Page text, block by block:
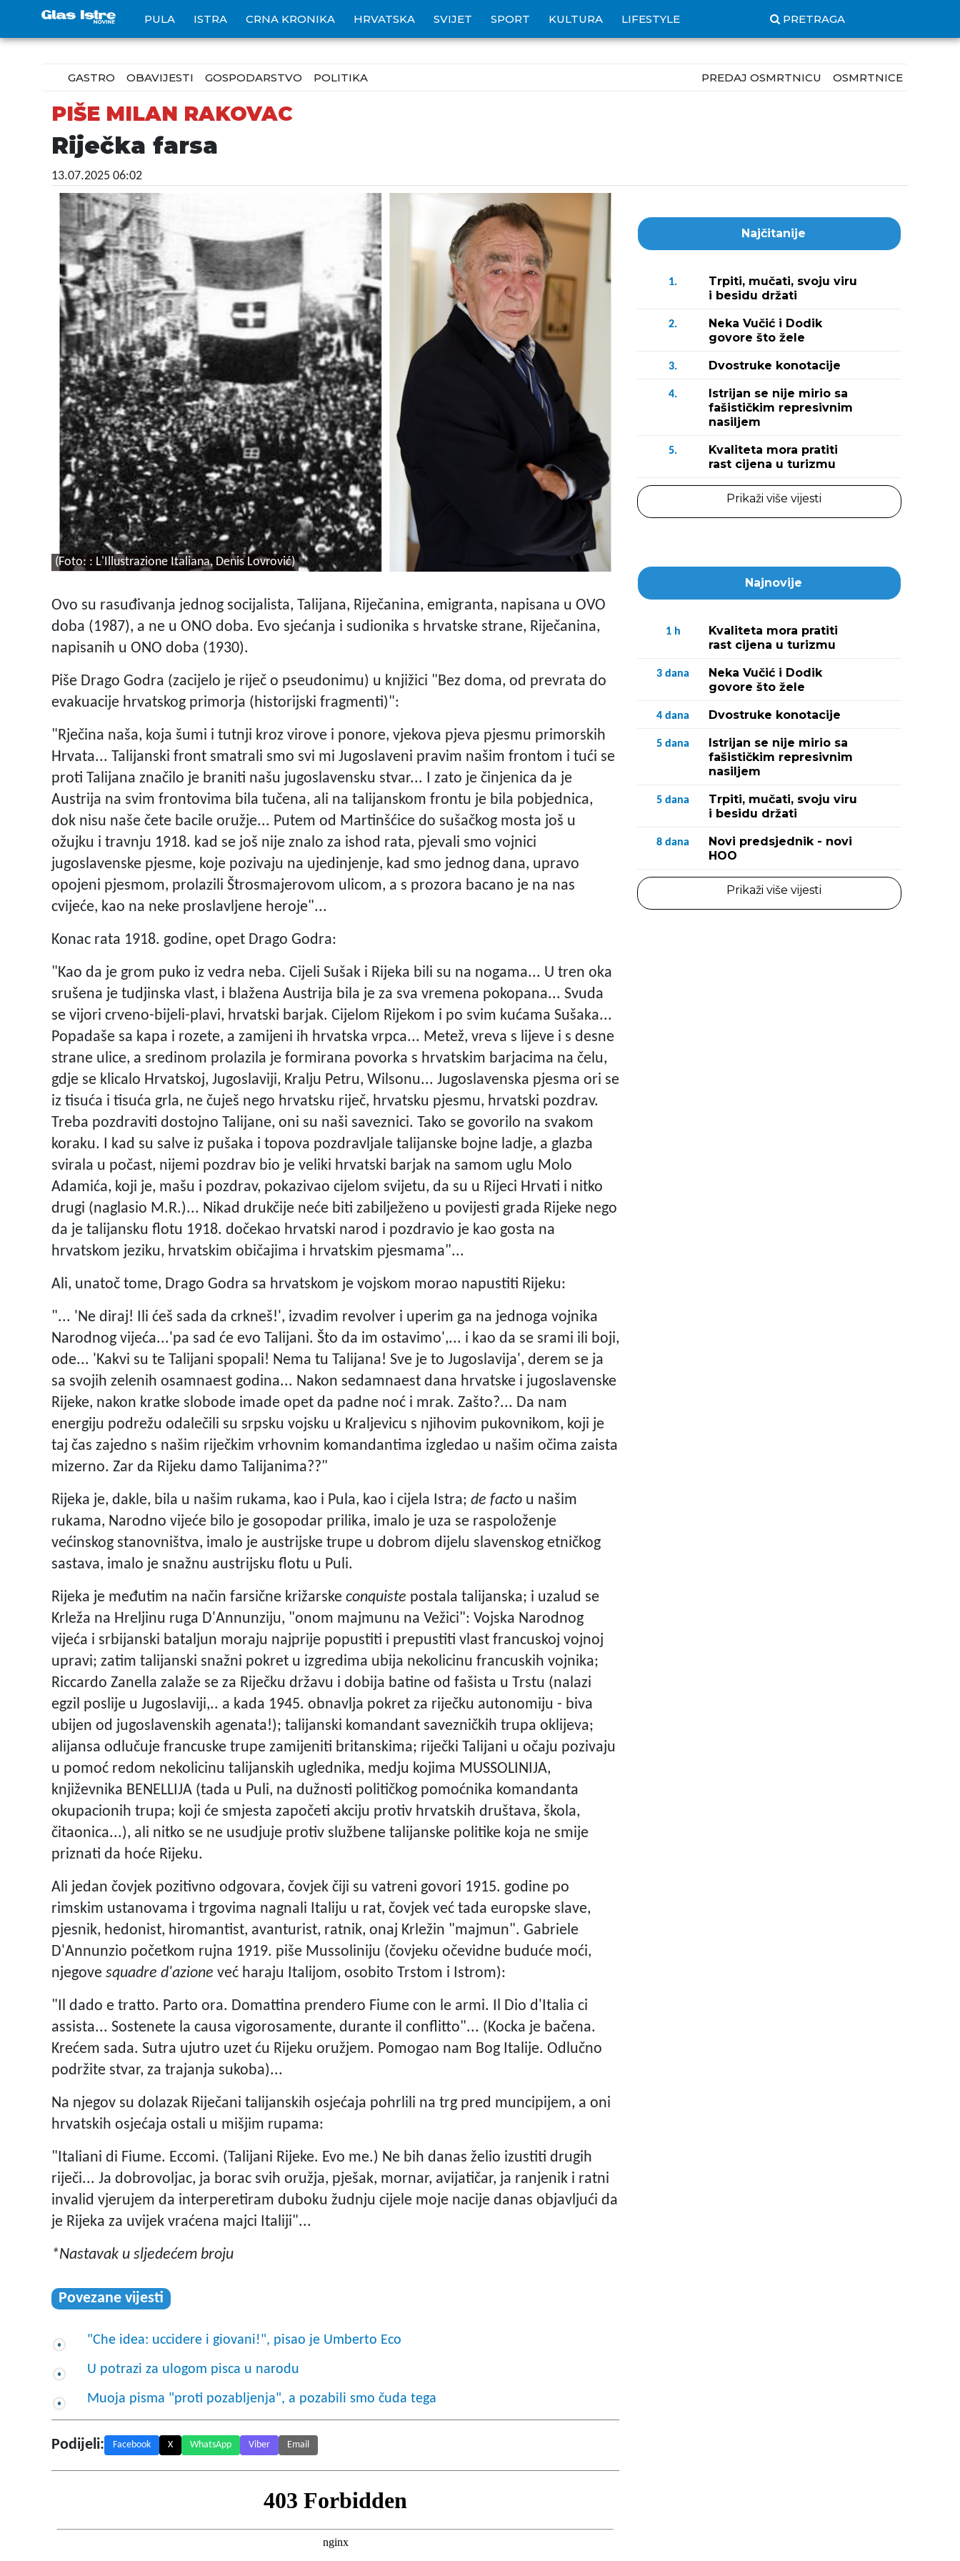
PULA ISTRA CRNA KRONIKA HRVATSKA SVIJET SPORT KULTURA LIFESTYLE PRETRAGA
GASTRO OBAVIJESTI GOSPODARSTVO POLITIKA PREDAJ OSMRTNICU OSMRTNICE
PIŠE MILAN RAKOVAC
Riječka farsa
13.07.2025 06:02
(Foto: : L'Illustrazione Italiana, Denis Lovrović)
Ovo su rasuđivanja jednog socijalista, Talijana, Riječanina, emigranta, napisana u OVO
doba (1987), a ne u ONO doba. Evo sjećanja i sudionika s hrvatske strane, Riječanina,
napisanih u ONO doba (1930).
Piše Drago Godra (zacijelo je riječ o pseudonimu) u knjižici "Bez doma, od prevrata do
evakuacije hrvatskog primorja (historijski fragmenti)":
"Rječina naša, koja šumi i tutnji kroz virove i ponore, vjekova pjeva pjesmu primorskih
Hrvata... Talijanski front smatrali smo svi mi Jugoslaveni pravim našim frontom i tući se
proti Talijana značilo je braniti našu jugoslavensku stvar... I zato je činjenica da je
Austrija na svim frontovima bila tučena, ali na talijanskom frontu je bila pobjednica,
dok nisu naše čete bacile oružje... Putem od Martinšćice do sušačkog mosta još u
ožujku i travnju 1918. kad se još nije znalo za ishod rata, pjevali smo vojnici
jugoslavenske pjesme, koje pozivaju na ujedinjenje, kad smo jednog dana, upravo
opojeni pjesmom, prolazili Štrosmajerovom ulicom, a s prozora bacano je na nas
cvijeće, kao na neke proslavljene heroje"...
Konac rata 1918. godine, opet Drago Godra:
"Kao da je grom puko iz vedra neba. Cijeli Sušak i Rijeka bili su na nogama... U tren oka
srušena je tudjinska vlast, i blažena Austrija bila je za sva vremena pokopana... Svuda
se vijori crveno-bijeli-plavi, hrvatski barjak. Cijelom Rijekom i po svim kućama Sušaka...
Popadaše sa kapa i rozete, a zamijeni ih hrvatska vrpca... Metež, vreva s lijeve i s desne
strane ulice, a sredinom prolazila je formirana povorka s hrvatskim barjacima na čelu,
gdje se klicalo Hrvatskoj, Jugoslaviji, Kralju Petru, Wilsonu... Jugoslavenska pjesma ori se
iz tisuća i tisuća grla, ne čuješ nego hrvatsku riječ, hrvatsku pjesmu, hrvatski pozdrav.
Treba pozdraviti dostojno Talijane, oni su naši saveznici. Tako se govorilo na svakom
koraku. I kad su salve iz pušaka i topova pozdravljale talijanske bojne ladje, a glazba
svirala u počast, nijemi pozdrav bio je veliki hrvatski barjak na samom uglu Molo
Adamića, koji je, mašu i pozdrav, pokazivao cijelom svijetu, da su u Rijeci Hrvati i nitko
drugi (naglasio M.R.)... Nikad drukčije neće biti zabilježeno u povijesti grada Rijeke nego
da je talijansku flotu 1918. dočekao hrvatski narod i pozdravio je kao gosta na
hrvatskom jeziku, hrvatskim običajima i hrvatskim pjesmama"...
Ali, unatoč tome, Drago Godra sa hrvatskom je vojskom morao napustiti Rijeku:
"... 'Ne diraj! Ili ćeš sada da crkneš!', izvadim revolver i uperim ga na jednoga vojnika
Narodnog vijeća...'pa sad će evo Talijani. Što da im ostavimo',... i kao da se srami ili boji,
ode... 'Kakvi su te Talijani spopali! Nema tu Talijana! Sve je to Jugoslavija', derem se ja
sa svojih zelenih osamnaest godina... Nakon sedamnaest dana hrvatske i jugoslavenske
Rijeke, nakon kratke slobode imade opet da padne noć i mrak. Zašto?... Da nam
energiju podrežu odalečili su srpsku vojsku u Kraljevicu s njihovim pukovnikom, koji je
taj čas zajedno s našim riječkim vrhovnim komandantima izgledao u našim očima zaista
mizerno. Zar da Rijeku damo Talijanima??"
Rijeka je, dakle, bila u našim rukama, kao i Pula, kao i cijela Istra; de facto u našim
rukama, Narodno vijeće bilo je gosopodar prilika, imalo je uza se raspoloženje
većinskog stanovništva, imalo je austrijske trupe u dobrom dijelu slavenskog etničkog
sastava, imalo je snažnu austrijsku flotu u Puli.
Rijeka je međutim na način farsične križarske conquiste postala talijanska; i uzalud se
Krleža na Hreljinu ruga D'Annunziju, "onom majmunu na Vežici": Vojska Narodnog
vijeća i srbijanski bataljun moraju najprije popustiti i prepustiti vlast francuskoj vojnoj
upravi; zatim talijanski snažni pokret u izgredima ubija nekolicinu francuskih vojnika;
Riccardo Zanella zalaže se za Riječku državu i dobija batine od fašista u Trstu (nalazi
egzil poslije u Jugoslaviji,.. a kada 1945. obnavlja pokret za riječku autonomiju - biva
ubijen od jugoslavenskih agenata!); talijanski komandant savezničkih trupa oklijeva;
alijansa odlučuje francuske trupe zamijeniti britanskima; riječki Talijani u očaju pozivaju
u pomoć redom nekolicinu talijanskih uglednika, medju kojima MUSSOLINIJA,
književnika BENELLIJA (tada u Puli, na dužnosti političkog pomoćnika komandanta
okupacionih trupa; koji će smjesta započeti akciju protiv hrvatskih društava, škola,
čitaonica...), ali nitko se ne usudjuje protiv službene talijanske politike koja ne smije
priznati da hoće Rijeku.
Ali jedan čovjek pozitivno odgovara, čovjek čiji su vatreni govori 1915. godine po
rimskim ustanovama i trgovima nagnali Italiju u rat, čovjek već tada europske slave,
pjesnik, hedonist, hiromantist, avanturist, ratnik, onaj Krležin "majmun". Gabriele
D'Annunzio početkom rujna 1919. piše Mussoliniju (čovjeku očevidne buduće moći,
njegove squadre d'azione već haraju Italijom, osobito Trstom i Istrom):
"Il dado e tratto. Parto ora. Domattina prendero Fiume con le armi. Il Dio d'Italia ci
assista... Sostenete la causa vigorosamente, durante il conflitto"... (Kocka je bačena.
Krećem sada. Sutra ujutro uzet ću Rijeku oružjem. Pomogao nam Bog Italije. Odlučno
podržite stvar, za trajanja sukoba)...
Na njegov su dolazak Riječani talijanskih osjećaja pohrlili na trg pred muncipijem, a oni
hrvatskih osjećaja ostali u mišjim rupama:
"Italiani di Fiume. Eccomi. (Talijani Rijeke. Evo me.) Ne bih danas želio izustiti drugih
riječi... Ja dobrovoljac, ja borac svih oružja, pješak, mornar, avijatičar, ja ranjenik i ratni
invalid vjerujem da interperetiram duboku žudnju cijele moje nacije danas objavljući da
je Rijeka za uvijek vraćena majci Italiji"...
*Nastavak u sljedećem broju
Povezane vijesti
"Che idea: uccidere i giovani!", pisao je Umberto Eco
U potrazi za ulogom pisca u narodu
Muoja pisma "proti pozabljenja", a pozabili smo čuda tega
Podijeli: Facebook X WhatsApp Viber Email
Najčitanije
1.
Trpiti, mučati, svoju viru
i besidu držati
2.
Neka Vučić i Dodik
govore što žele
3. Dvostruke konotacije
4.
Istrijan se nije mirio sa
fašističkim represivnim
nasiljem
5.
Kvaliteta mora pratiti
rast cijena u turizmu
Prikaži više vijesti
Najnovije
1 h
Kvaliteta mora pratiti
rast cijena u turizmu
3 dana
Neka Vučić i Dodik
govore što žele
4 dana Dvostruke konotacije
5 dana
Istrijan se nije mirio sa
fašističkim represivnim
nasiljem
5 dana
Trpiti, mučati, svoju viru
i besidu držati
8 dana
Novi predsjednik - novi
HOO
Prikaži više vijesti